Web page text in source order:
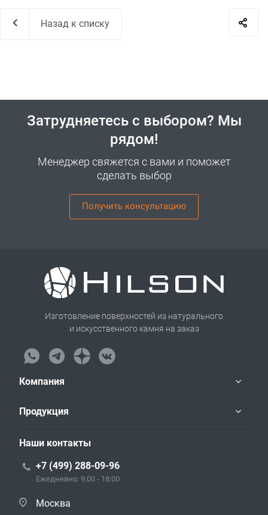
Назад к списку
Затрудняетесь с выбором? Мы
рядом!
Менеджер свяжется с вами и поможет
сделать выбор
Получить консультацию
Изготовление поверхностей из натурального
и искусственного камня на заказ
Компания
Продукция
Наши контакты
+7 (499) 288-09-96
Ежедневно: 9:00 - 18:00
Москва